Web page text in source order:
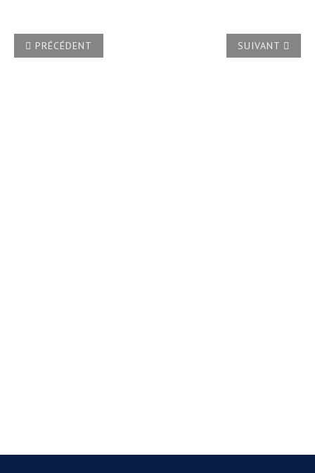
ARTICLE PRÉCÉDENT : COMMENT AJUSTER
PRÉCÉDENT ARTICLE
SUIVANT